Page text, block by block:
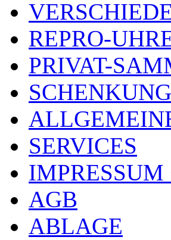
REPRO-
PRIVAT-
SERVICES
AGB
ABLAGE